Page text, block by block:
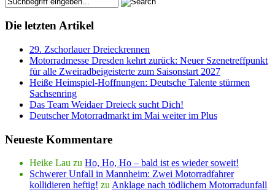
Die letzten Artikel
29. Zschorlauer Dreieckrennen
Motorradmesse Dresden kehrt zurück: Neuer Szenetreffpunkt
für alle Zweiradbeigeisterte zum Saisonstart 2027
Heiße Heimspiel-Hoffnungen: Deutsche Talente stürmen
Sachsenring
Das Team Weidaer Dreieck sucht Dich!
Deutscher Motorradmarkt im Mai weiter im Plus
Neueste Kommentare
Heike Lau zu Ho, Ho, Ho – bald ist es wieder soweit!
Schwerer Unfall in Mannheim: Zwei Motorradfahrer
kollidieren heftig! zu Anklage nach tödlichem Motorradunfall